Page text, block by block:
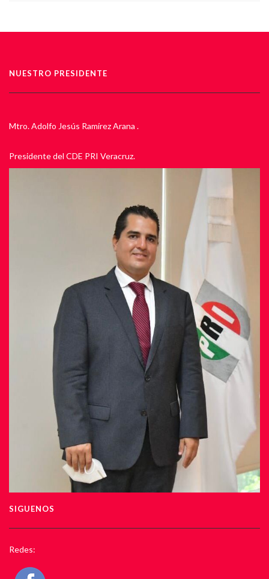
NUESTRO PRESIDENTE
Mtro. Adolfo Jesús Ramírez Arana .
Presidente del CDE PRI Veracruz.
SIGUENOS
Redes: